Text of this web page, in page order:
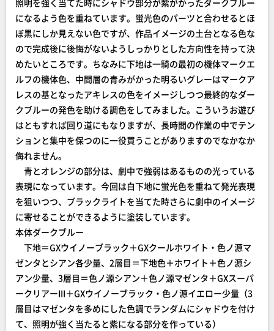
照明を強く当てた時にシャドウ部分が紫がかったダークブルー
になるよう色を重ねています。蛍光色のパーツと合わせるとほ
ぼ黒にしか見えない色ですが、作品イメージの土台となる色な
ので完成後に後悔がないようしっかりとした方向性を持って決
めたいところです。ちなみに下地は一騎の最初の機体マークエ
ルフの機体色、中間層の青みがかった明るいグレーはマークア
レスの基となったアキレスの色をイメージしつつ最終的なダー
クブルーの発色を助ける調色をしてみました。こういうお遊び
はともすれば回り道にもなりますが、長時間の作業の中でテン
ションと集中を保つのに一役買うことがありますのでなかなか
侮れません。
青とオレンジの部分は、劇中で強弱はあるものの光っている
表現になっています。今回は白下地に蛍光色を重ねて発光表現
を狙いつつ、ブラックライトを当てた時さらに劇中のイメージ
に寄せることができるように塗装しています。
本体ダークブルー
下地＝GXウイノーブラック＋GXクールホワイト・色ノ源マ
ゼンタとシアン各少量、2層目＝下地色＋ホワイト＋色ノ源シ
アン少量、3層目＝色ノ源シアン＋色ノ源マゼンタ＋GXスーパ
ークリアーIII＋GXウイノーブラック・色ノ源イエロー少量（3
層目はマゼンタを多めにした色調でランダムにシャドウを付け
て、照明が強く当たると紫になる部分を作っている）